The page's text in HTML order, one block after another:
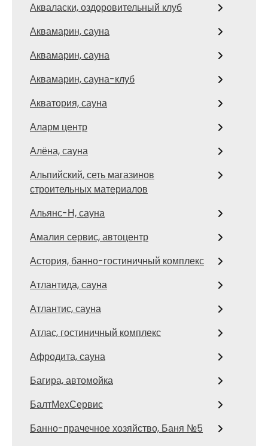
Акваласки, оздоровительный клуб
Аквамарин, сауна
Аквамарин, сауна
Аквамарин, сауна-клуб
Акватория, сауна
Аларм центр
Алёна, сауна
Альпийский, сеть магазинов
строительных материалов
Альянс-Н, сауна
Амалия сервис, автоцентр
Астория, банно-гостиничный комплекс
Атлантида, сауна
Атлантис, сауна
Атлас, гостиничный комплекс
Афродита, сауна
Багира, автомойка
БалтМехСервис
Банно-прачечное хозяйство, Баня №5